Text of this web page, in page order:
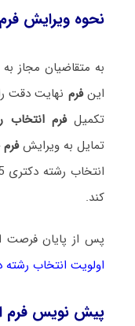
نحوه ویرایش فرم
به متقاضیان مجاز
اینفرم نهایت دقت
تکمیلفرم انتخاب
تمایل به ویرایشفرم
کند.
پس از پایان فرصت
اولویت انتخاب رشته
پیش نویس فرم